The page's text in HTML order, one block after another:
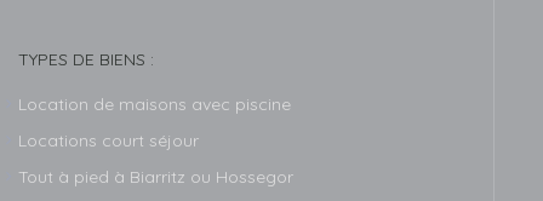
TYPES DE BIENS :
Location de maisons avec piscine
Locations court séjour
Tout à pied à Biarritz ou Hossegor